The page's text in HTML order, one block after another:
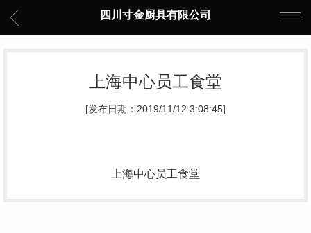
四川寸金厨具有限公司
上海中心员工食堂
[发布日期：2019/11/12 3:08:45]
上海中心员工食堂